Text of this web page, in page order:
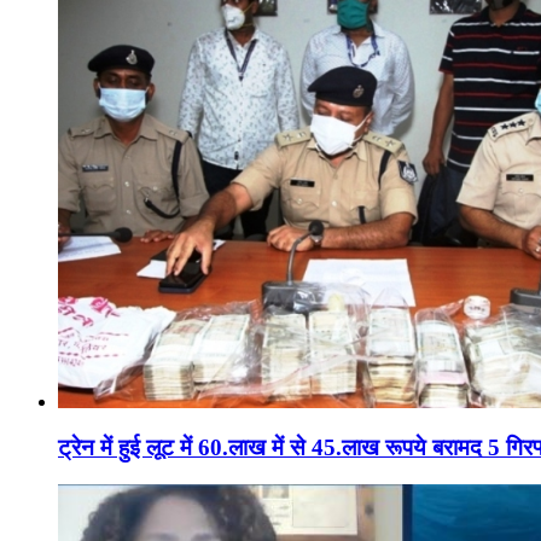
ट्रेन में हुई लूट में 60.लाख में से 45.लाख रूपये बरामद 5